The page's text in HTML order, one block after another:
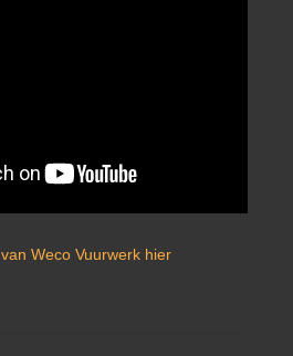
van Weco Vuurwerk hier